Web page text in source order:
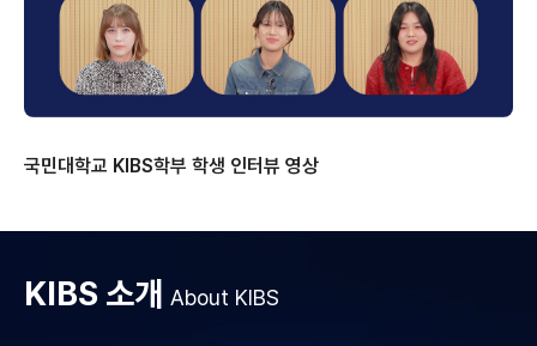
국민대학교 KIBS학부 학생 인터뷰 영상
KIBS 소개 About KIBS